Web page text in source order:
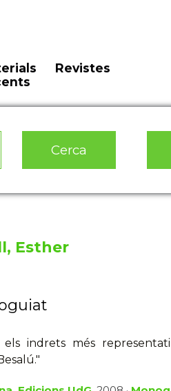
Revistes
Cerca
Esther
els indrets més